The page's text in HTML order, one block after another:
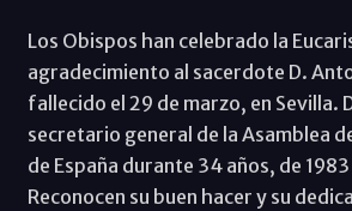
Los Obispos han celebrado la
agradecimiento al sacerdote D.
fallecido el 29 de marzo, en Sevilla.
secretario general de la Asamblea
de España durante 34 años, de
Reconocen su buen hacer y su